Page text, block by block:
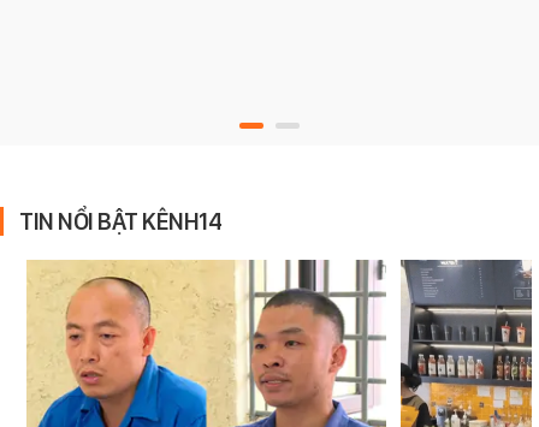
TIN NỔI BẬT KÊNH14